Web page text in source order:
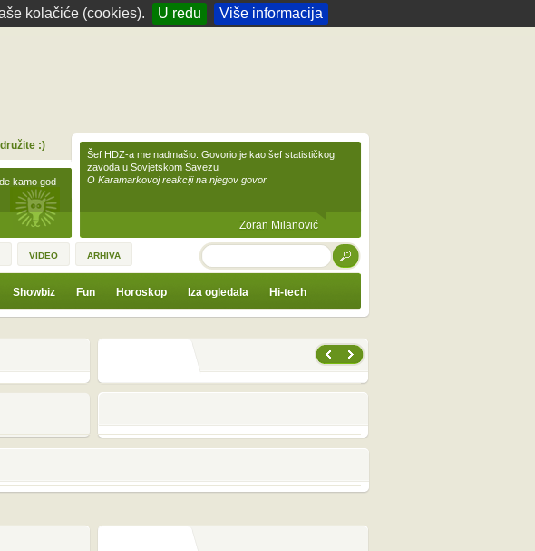
kolačiće (cookies). U redu Više informacija
kamo god
:)
Šef HDZ-a me nadmašio. Govorio je kao šef statističkog
zavoda u Sovjetskom Savezu
O Karamarkovoj reakciji na njegov govor
Zoran Milanović
VIDEO ARHIVA TRAŽI
Showbiz Fun Horoskop Iza ogledala Hi-tech